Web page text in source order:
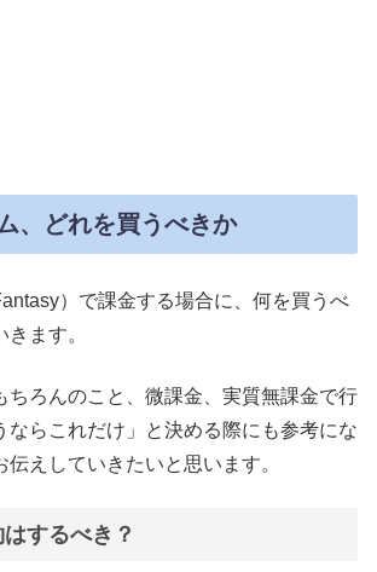
、どれを買うべきか
）で課金する場合に、何を買うべ
ます。
ちろんのこと、微課金、実質無課金で行
ならこれだけ」と決める際にも参考にな
伝えしていきたいと思います。
するべき？